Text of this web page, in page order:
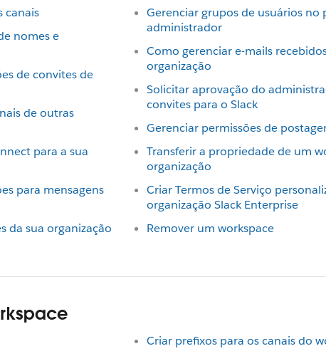
canais
nomes e
de convites de
de outras
para a sua
para mensagens
da sua organização
Gerenciar grupos de usuários no
administrador
Como gerenciar e-mails
organização
Solicitar aprovação do
convites para o Slack
Gerenciar permissões de
Transferir a propriedade de um
organização
Criar Termos de Serviço
organização Slack Enterprise
Remover um workspace
Criar prefixos para os canais do